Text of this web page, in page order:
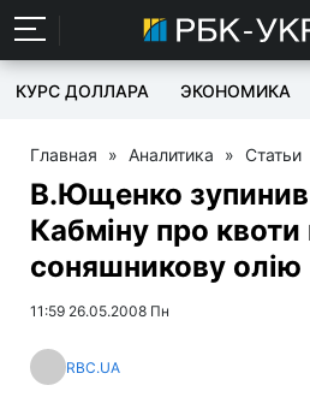
КУРС ДОЛЛАРА ЭКОНОМИКА
Главная » Аналитика » Статьи
В.Ющенко зупинив
Кабміну про квоти
соняшникову олію
11:59 26.05.2008 Пн
RBC.UA